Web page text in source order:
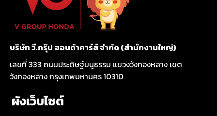
บริษัท วี.กรุ๊ป ฮอนด้าคาร์ส์ จำกัด (สำนักงานใหญ่)
เลขที่ 333 ถนนประดิษฐ์มนูธรรม แขวงวังทองหลาง เขต
วังทองหลาง กรุงเทพมหานคร 10310
ผังเว็บไซต์